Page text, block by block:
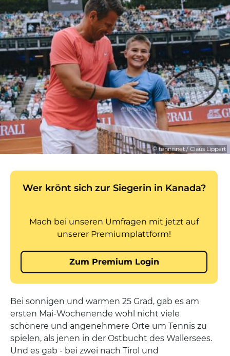
© tennisnet / Claus Lippert
Bei sonnigen und warmen 25 Grad, gab es am
ersten Mai-Wochenende wohl nicht viele
schönere und angenehmere Orte um Tennis zu
spielen, als jenen in der Ostbucht des Wallersees.
Und es gab - bei zwei nach Tirol und